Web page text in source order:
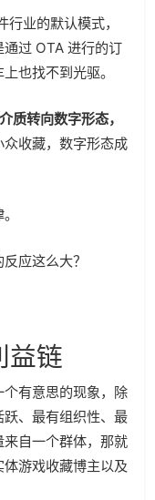
业的默认模式，
过 OTA 进行的订
也找不到光驱。
质转向数字形态，
收藏，数字形态成
应这么大？
益链
有意思的现象，除
、最有组织性、最
自一个群体，那就
游戏收藏博主以及